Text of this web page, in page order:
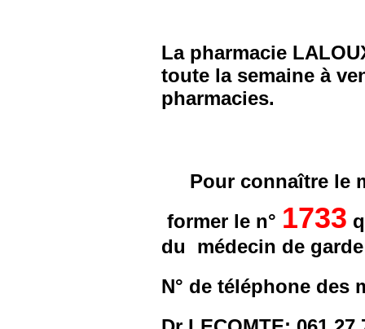
La pharmacie
toute la semaine à
pharmacies.
Pour connaître le
former le n° 1733
du médecin de garde
N° de téléphone des